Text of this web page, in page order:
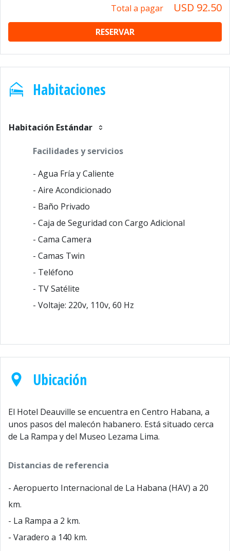
Total a pagar USD 92.50
RESERVAR
Habitaciones
Habitación Estándar
Facilidades y servicios
- Agua Fría y Caliente
- Aire Acondicionado
- Baño Privado
- Caja de Seguridad con Cargo Adicional
- Cama Camera
- Camas Twin
- Teléfono
- TV Satélite
- Voltaje: 220v, 110v, 60 Hz
Ubicación
El Hotel Deauville se encuentra en Centro Habana, a
unos pasos del malecón habanero. Está situado cerca
de La Rampa y del Museo Lezama Lima.
Distancias de referencia
- Aeropuerto Internacional de La Habana (HAV) a 20
km.
- La Rampa a 2 km.
- Varadero a 140 km.